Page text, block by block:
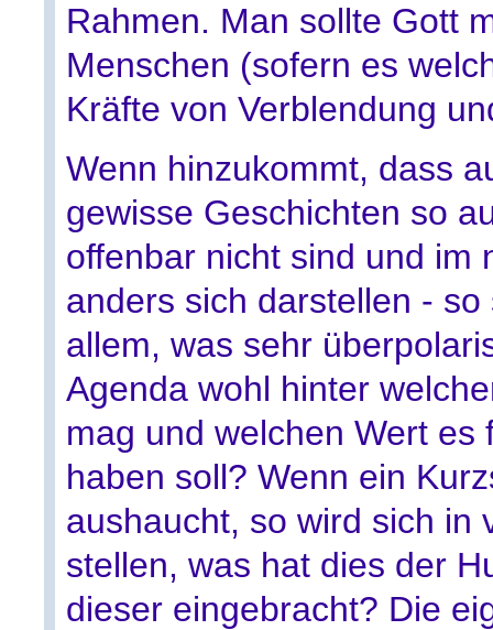
Rahmen. Man sollte Gott
Menschen (sofern es
Kräfte von Verblendung
Wenn hinzukommt, dass
gewisse Geschichten so
offenbar nicht sind und im
anders sich darstellen -
allem, was sehr
Agenda wohl hinter
mag und welchen Wert
haben soll? Wenn ein
aushaucht, so wird sich in
stellen, was hat dies der
dieser eingebracht? Die